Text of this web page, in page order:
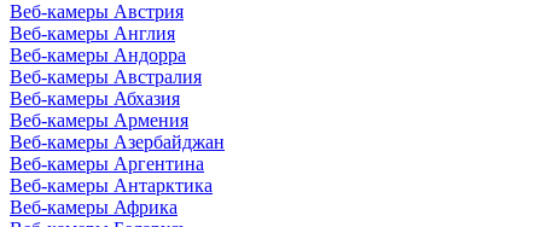
Веб-камеры Австрия
Веб-камеры Англия
Веб-камеры Андорра
Веб-камеры Австралия
Веб-камеры Абхазия
Веб-камеры Армения
Веб-камеры Азербайджан
Веб-камеры Аргентина
Веб-камеры Антарктика
Веб-камеры Африка